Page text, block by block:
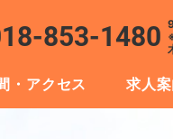
853-1480
・アクセス 求人